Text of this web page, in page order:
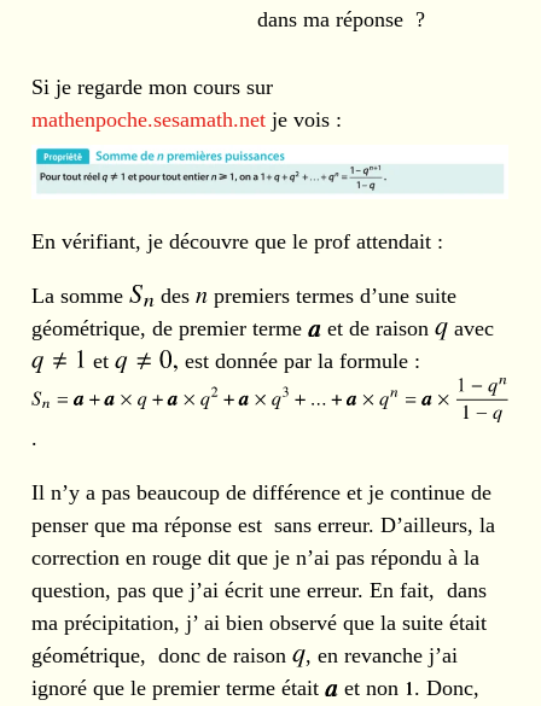
dans ma réponse ?
Si je regarde mon cours sur
mathenpoche.sesamath.net je vois :
En vérifiant, je découvre que le prof attendait :
La somme des
premiers termes d’une suite
géométrique, de premier terme
et de raison
avec
et
est donnée par la formule :
.
Il n’y a pas beaucoup de différence et je continue de
penser que ma réponse est sans erreur. D’ailleurs, la
correction en rouge dit que je n’ai pas répondu à la
question, pas que j’ai écrit une erreur. En fait, dans
ma précipitation, j’ ai bien observé que la suite était
géométrique, donc de raison , en revanche j’ai
ignoré que le premier terme était
et non
. Donc,